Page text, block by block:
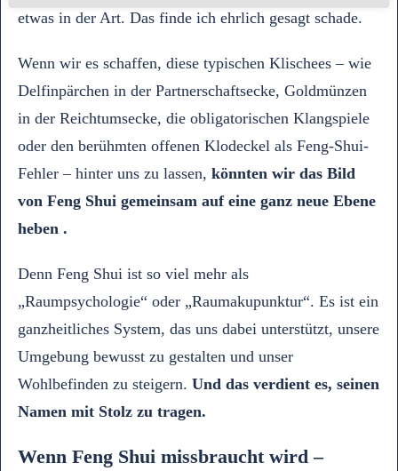
etwas in der Art. Das finde ich ehrlich gesagt schade.
Wenn wir es schaffen, diese typischen Klischees – wie
Delfinpärchen in der Partnerschaftsecke, Goldmünzen
in der Reichtumsecke, die obligatorischen Klangspiele
oder den berühmten offenen Klodeckel als Feng-Shui-
Fehler – hinter uns zu lassen, könnten wir das Bild
von Feng Shui gemeinsam auf eine ganz neue Ebene
heben .
Denn Feng Shui ist so viel mehr als
„Raumpsychologie“ oder „Raumakupunktur“. Es ist ein
ganzheitliches System, das uns dabei unterstützt, unsere
Umgebung bewusst zu gestalten und unser
Wohlbefinden zu steigern. Und das verdient es, seinen
Namen mit Stolz zu tragen.
Wenn Feng Shui missbraucht wird –